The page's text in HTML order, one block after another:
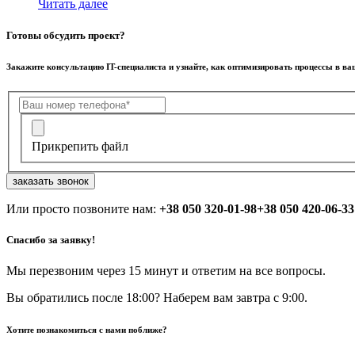
Читать далее
Готовы обсудить проект?
Закажите консультацию IT-специалиста и узнайте, как оптимизировать процессы в
Прикрепить файл
заказать звонок
Или просто позвоните нам: +38 050 320-01-98+38 050 420-06-33
Спасибо за заявку!
Мы перезвоним через 15 минут и ответим на все вопросы.
Вы обратились после 18:00? Наберем вам завтра с 9:00.
Хотите познакомиться с нами поближе?